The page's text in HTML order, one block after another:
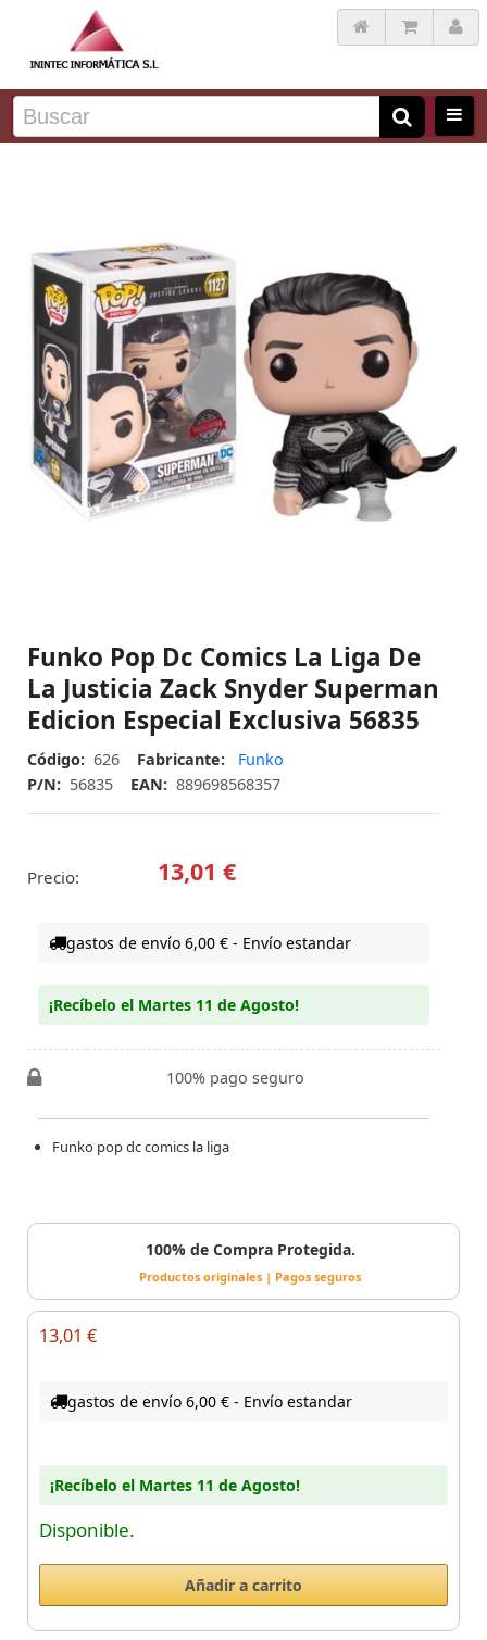
Funko Pop Dc Comics La Liga De
La Justicia Zack Snyder Superman
Edicion Especial Exclusiva 56835
Código: 626 Fabricante:
Funko
P/N: 56835 EAN: 889698568357
Precio: 13,01 €
gastos de envío 6,00 € - Envío estandar
¡Recíbelo el Martes 11 de Agosto!
100% pago seguro
Funko pop dc comics la liga
100% de Compra Protegida.
Productos originales | Pagos seguros
13,01 €
gastos de envío 6,00 € - Envío estandar
¡Recíbelo el Martes 11 de Agosto!
Disponible.